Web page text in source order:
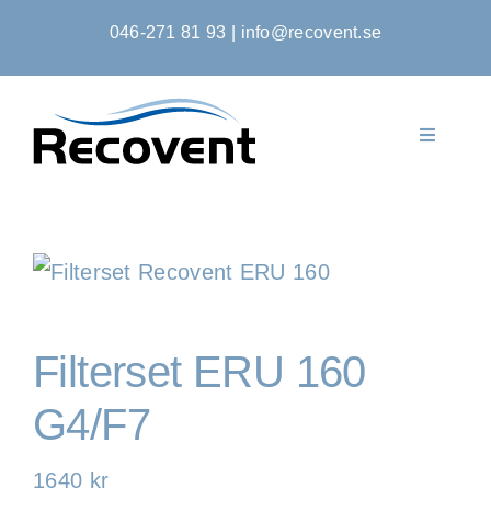
046-271 81 93 info@recovent.se
Toggle
Produkter
Kontakta Oss
Kontoansökan
Filterset ERU 160
G4/F7
1640 kr